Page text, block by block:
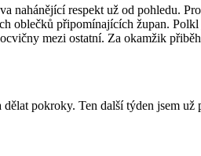
nahánějící respekt už od pohledu.
oblečků připomínajících župan.
mezi ostatní. Za okamžik
pokroky. Ten další týden jsem už